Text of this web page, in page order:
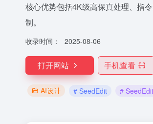
核心优势包括4K级高保真处理、指
制。
收录时间： 2025-08-06
打开网站 手机查看
AI设计 # SeedEdit #